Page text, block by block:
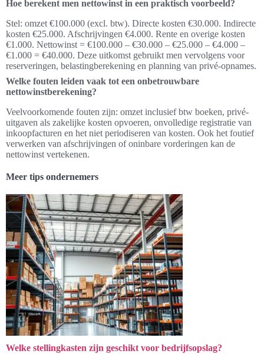
Hoe berekent men nettowinst in een praktisch voorbeeld?
Stel: omzet €100.000 (excl. btw). Directe kosten €30.000. Indirecte
kosten €25.000. Afschrijvingen €4.000. Rente en overige kosten
€1.000. Nettowinst = €100.000 – €30.000 – €25.000 – €4.000 –
€1.000 = €40.000. Deze uitkomst gebruikt men vervolgens voor
reserveringen, belastingberekening en planning van privé-opnames.
Welke fouten leiden vaak tot een onbetrouwbare
nettowinstberekening?
Veelvoorkomende fouten zijn: omzet inclusief btw boeken, privé-
uitgaven als zakelijke kosten opvoeren, onvolledige registratie van
inkoopfacturen en het niet periodiseren van kosten. Ook het foutief
verwerken van afschrijvingen of oninbare vorderingen kan de
nettowinst vertekenen.
Meer tips ondernemers
Welke stellingkasten zijn geschikt voor bedrijfsopslag?